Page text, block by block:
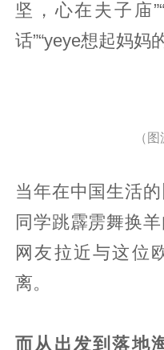
坚，心在夫子庙
话”“yeye想起妈妈
（
当年在中国生活
同学跳霹雳舞换
网友拉近与这位
离。
而从出发到落地